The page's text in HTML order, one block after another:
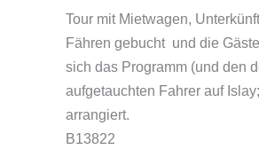
Tour mit Mietwagen,
Fähren gebucht und die
sich das Programm (und den
aufgetauchten Fahrer auf
arrangiert.
B13822